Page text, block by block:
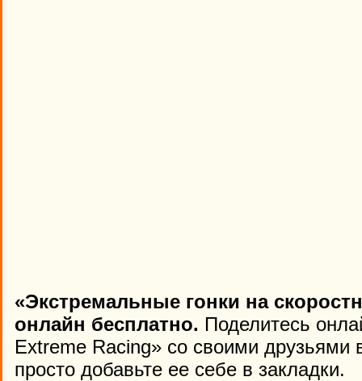
«Экстремальные гонки на
онлайн бесплатно. Поделитесь
Extreme Racing» со своими друзьями
просто добавьте ее себе в закладки.